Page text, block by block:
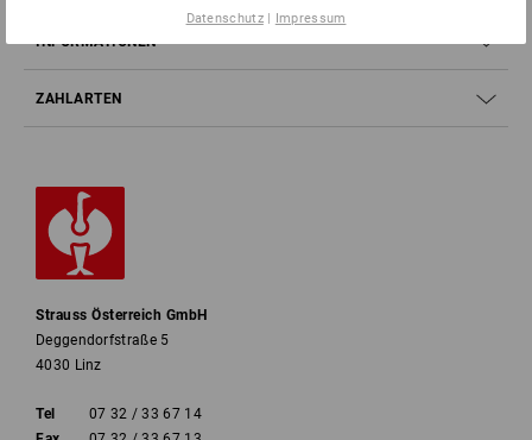
INFORMATIONEN
ZAHLARTEN
Strauss Österreich GmbH
Deggendorfstraße 5
4030 Linz
Tel
07 32 / 33 67 14
Datenschutz| Impressum